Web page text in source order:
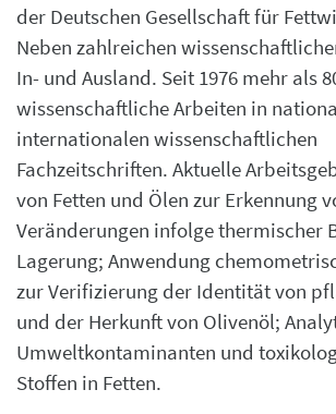
der Deutschen Gesellschaft für
Neben zahlreichen
In- und Ausland. Seit 1976 mehr als
wissenschaftliche Arbeiten in
internationalen wissenschaftlichen
Fachzeitschriften. Aktuelle
von Fetten und Ölen zur Erkennung
Veränderungen infolge thermischer
Lagerung; Anwendung
zur Verifizierung der Identität von
und der Herkunft von Olivenöl;
Umweltkontaminanten und
Stoffen in Fetten.